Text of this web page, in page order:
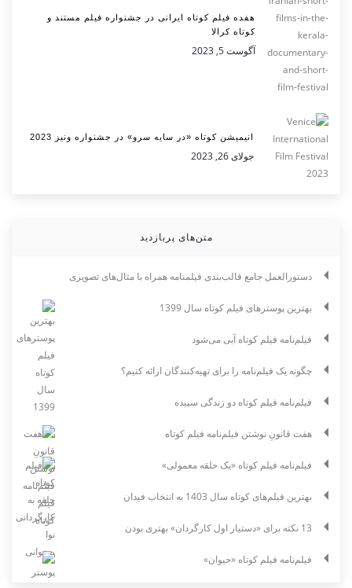
هفده فیلم کوتاه ایرانی در جشنواره فیلم مستند و
کوتاه کرالا
آگوست 5, 2023
انیمیشن کوتاه «در سایه سرو» در جشنواره ونیز 2023
جولای 26, 2023
متن‌های پربازدید
دستورالعمل جامع قالب‌بندی فیلمنامه همراه با مثال‌های تصویری
بهترین پوسترهای فیلم کوتاه سال 1399
فیلم‌نامه فیلم کوتاه آبی می‌شود
چگونه یک فیلم‌نامه را برای تهیه‌کنندگان ارائه کنیم؟
فیلم‌نامه فیلم کوتاه دو زندگی سپیده
هفت قانونِ نوشتن فیلم‌نامه فیلم کوتاه
فیلم‌نامه فیلم کوتاه «یک حلقه معمولی»
بهترین فیلم‌های کوتاه سال 1403 به انتخاب فیدان
13 نکته برای «دستیار اول کارگردان» بهتری بودن
فیلم‌نامه فیلم کوتاه «حیوان»